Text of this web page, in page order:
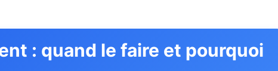
: quand le faire et pourquoi